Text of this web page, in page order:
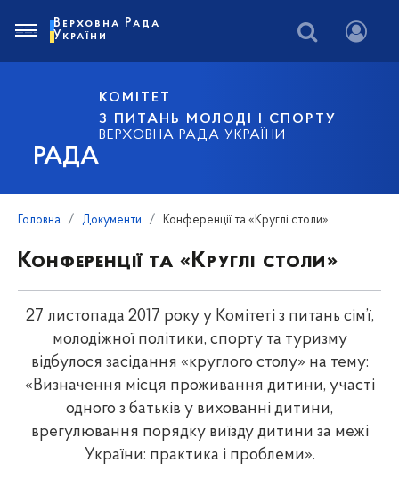
РАДА
КОМІТЕТ
З ПИТАНЬ МОЛОДІ І СПОРТУ
ВЕРХОВНА РАДА УКРАЇНИ
Верховна Рада
України
Головна Документи Конференції та «Круглі столи»
Конференції та «Круглі столи»
27 листопада 2017 року у Комітеті з питань сім’ї,
молодіжної політики, спорту та туризму
відбулося засідання «круглого столу» на тему:
«Визначення місця проживання дитини, участі
одного з батьків у вихованні дитини,
врегулювання порядку виїзду дитини за межі
України: практика і проблеми».